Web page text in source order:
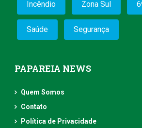
Incêndio Zona Sul
Saúde Segurança
PAPAREIA NEWS
Quem Somos
Contato
Política de Privacidade